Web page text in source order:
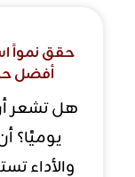
أفضل
هل تشعر
يوميًا؟
والأداء